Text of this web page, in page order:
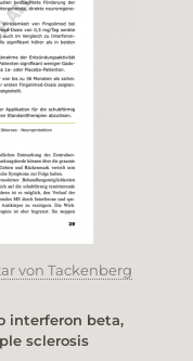
von Tackenberg
interferon beta,
sclerosis